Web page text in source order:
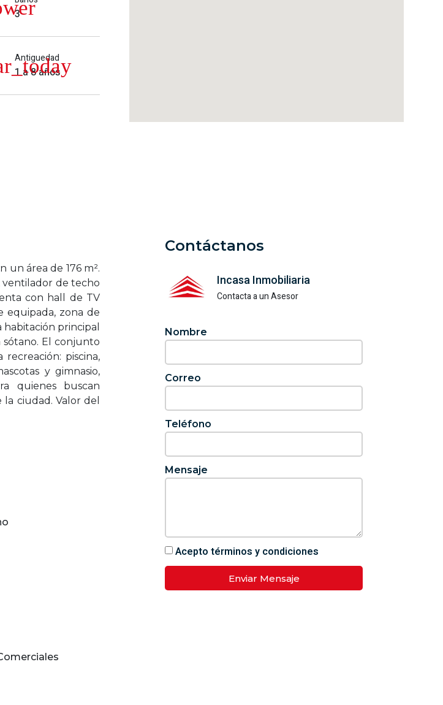
3
Antiguedad
1 a 8 años
un área de 176 m².
ventilador de techo
con hall de TV
equipada, zona de
habitación principal
El conjunto
piscina,
y gimnasio,
quienes buscan
ciudad. Valor del
Contáctanos
Incasa Inmobiliaria
Contacta a un Asesor
Nombre
Correo
Teléfono
Mensaje
Acepto términos y condiciones
Enviar Mensaje